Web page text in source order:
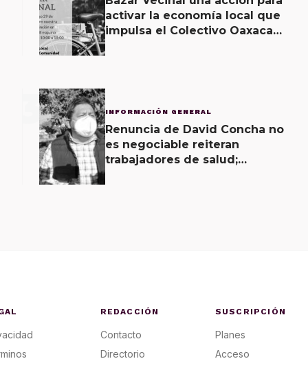
activar la economía local que
impulsa el Colectivo Oaxaca
3 INFORMACIÓN GENERAL
Renuncia de David Concha no
es negociable reiteran
trabajadores de salud;
REDACCIÓN
Contacto
Directorio
SUSCRIPCIÓN
Planes
Acceso